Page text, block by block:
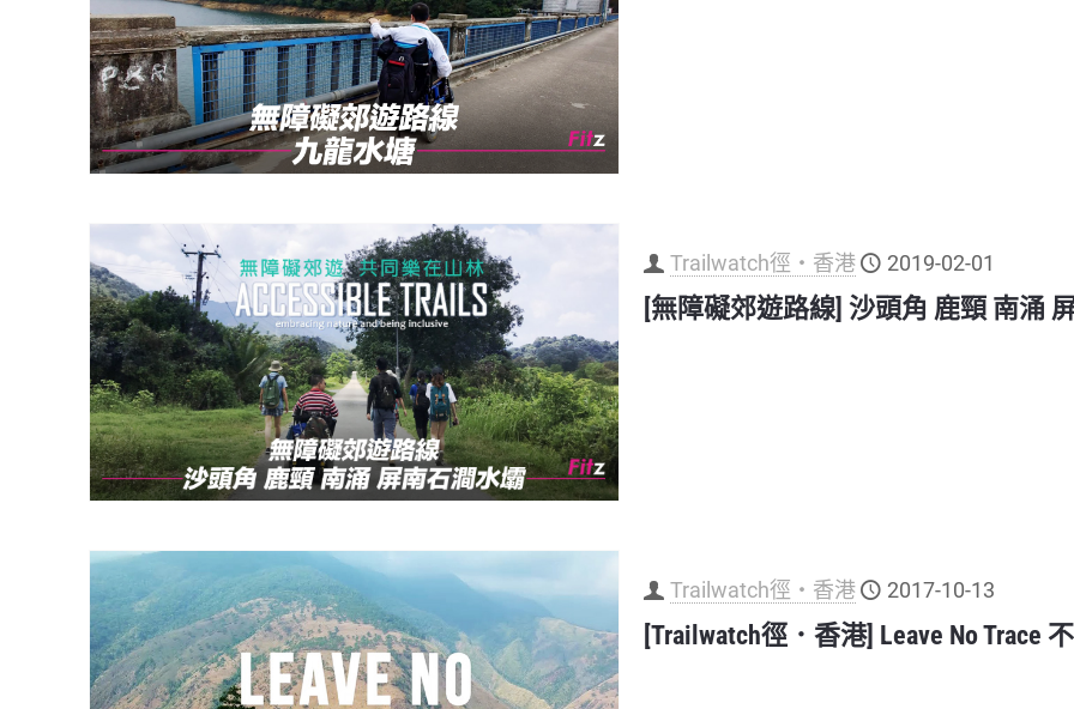
Trailwatch徑‧香港 2019-02-01
[無障礙郊遊路線] 沙頭角 鹿頸 南涌
Trailwatch徑‧香港 2017-10-13
[Trailwatch徑．香港] Leave No Trace